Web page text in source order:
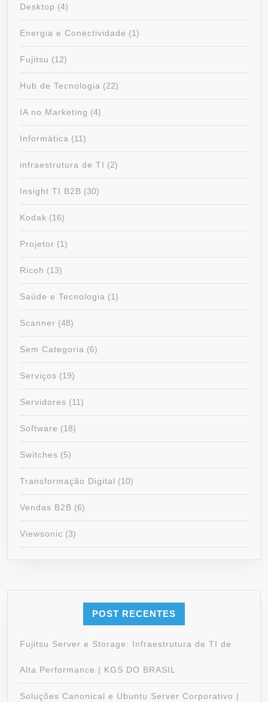
Desktop (4)
Energia e Conectividade (1)
Fujitsu (12)
Hub de Tecnologia (22)
IA no Marketing (4)
Informática (11)
infraestrutura de TI (2)
Insight TI B2B (30)
Kodak (16)
Projetor (1)
Ricoh (13)
Saúde e Tecnologia (1)
Scanner (48)
Sem Categoria (6)
Serviços (19)
Servidores (11)
Software (18)
Switches (5)
Transformação Digital (10)
Vendas B2B (6)
Viewsonic (3)
POST RECENTES
Fujitsu Server e Storage: Infraestrutura de TI de
Alta Performance | KGS DO BRASIL
Soluções Canonical e Ubuntu Server Corporativo |